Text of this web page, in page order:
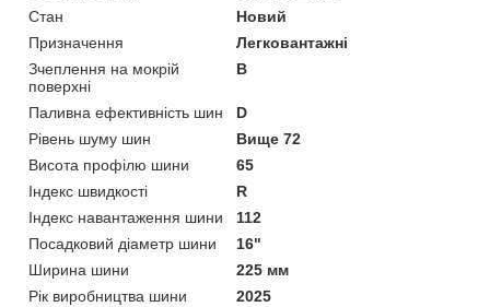
Стан
Новий
Призначення
Легковантажні
Зчеплення на мокрій
поверхні
B
Паливна ефективність шин
D
Рівень шуму шин
Вище 72
Висота профілю шини
65
Індекс швидкості
R
Індекс навантаження шини
112
Посадковий діаметр шини
16"
Ширина шини
225 мм
Рік виробництва шини
2025